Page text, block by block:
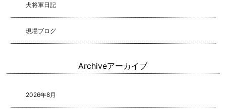
犬将軍日記
現場ブログ
Archiveアーカイブ
2026年8月